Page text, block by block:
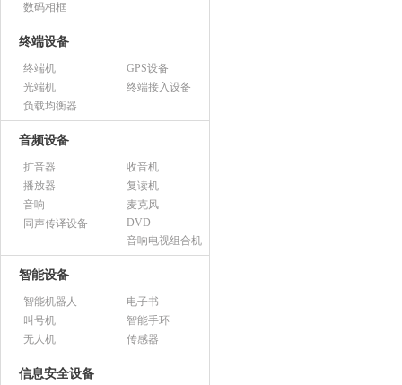
数码相框
终端设备
终端机
GPS设备
光端机
终端接入设备
负载均衡器
音频设备
扩音器
收音机
播放器
复读机
音响
麦克风
同声传译设备
DVD
音响电视组合机
智能设备
智能机器人
电子书
叫号机
智能手环
无人机
传感器
信息安全设备